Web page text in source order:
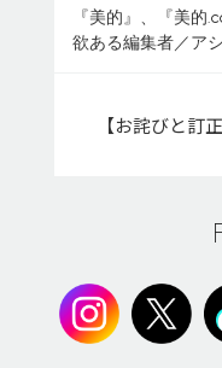
『美的』、『美的
欲ある編集者／ア
【お詫びと訂正